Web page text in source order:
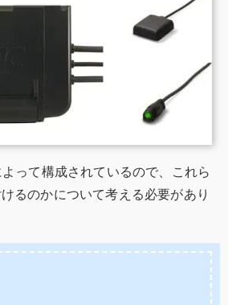
って構成されているので、これら
るのかについて考える必要があり